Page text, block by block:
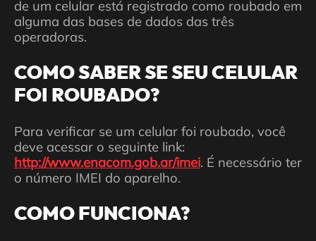
de um celular está registrado como roubado em
alguma das bases de dados das três
operadoras.
COMO SABER SE SEU CELULAR
FOI ROUBADO?
Para verificar se um celular foi roubado, você
deve acessar o seguinte link:
http://www.enacom.gob.ar/imei. É necessário ter
o número IMEI do aparelho.
COMO FUNCIONA?